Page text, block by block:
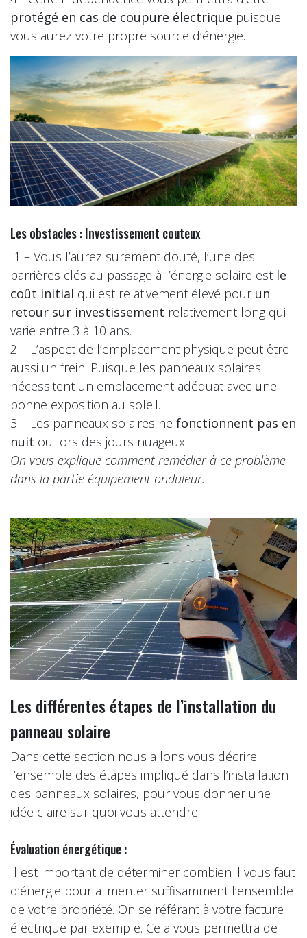
protégé en cas de coupure électrique puisque
vous aurez votre propre source d’énergie.
Les obstacles : Investissement couteux
1 – Vous l’aurez surement douté, l’une des
barrières clés au passage à l’énergie solaire est le
coût initial qui est relativement élevé pour un
retour sur investissement relativement long qui
varie entre 3 à 10 ans.
2 – L’aspect de l’emplacement physique peut être
aussi un frein. Puisque les panneaux solaires
nécessitent un emplacement adéquat avec une
bonne exposition au soleil.
3 – Les panneaux solaires ne fonctionnent pas en
nuit ou lors des jours nuageux.
On vous explique comment remédier à ce problème
dans la partie équipement onduleur.
Les différentes étapes de l’installation du
panneau solaire
Dans cette section nous allons vous décrire
l’ensemble des étapes impliqué dans l’installation
des panneaux solaires, pour vous donner une
idée claire sur quoi vous attendre.
Évaluation énergétique :
Il est important de déterminer combien il vous faut
d’énergie pour alimenter suffisamment l’ensemble
de votre propriété. On se référant à votre facture
électrique par exemple. Cela vous permettra de